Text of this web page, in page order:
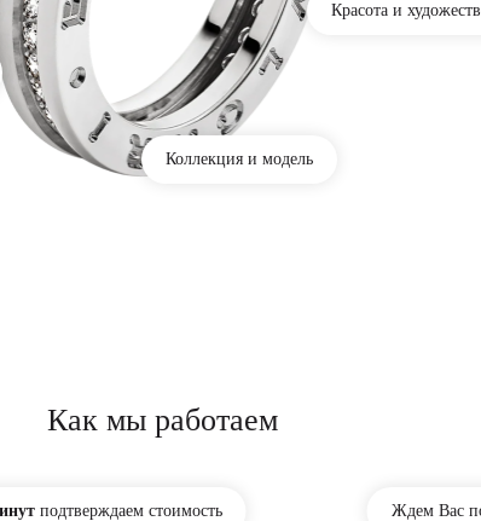
Красота и
Коллекция и модель
Как мы работаем
подтверждаем стоимость Ждем Вас